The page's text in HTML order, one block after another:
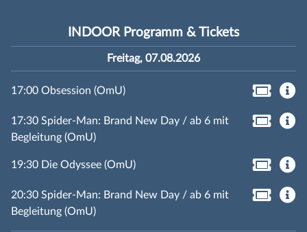
INDOOR Programm & Tickets
Freitag, 07.08.2026
17:00 Obsession (OmU)
17:30 Spider-Man: Brand New Day / ab 6 mit
Begleitung (OmU)
19:30 Die Odyssee (OmU)
20:30 Spider-Man: Brand New Day / ab 6 mit
Begleitung (OmU)